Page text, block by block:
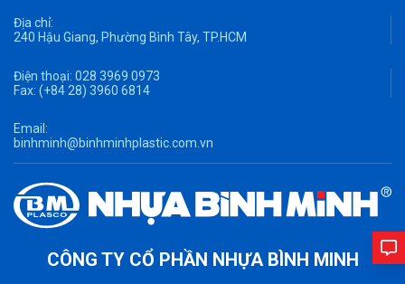
Địa chỉ:
240 Hậu Giang, Phường Bình Tây, TP.HCM
Điện thoại: 028 3969 0973
Fax: (+84 28) 3960 6814
Email:
binhminh@binhminhplastic.com.vn
CÔNG TY CỔ PHẦN NHỰA BÌNH MINH